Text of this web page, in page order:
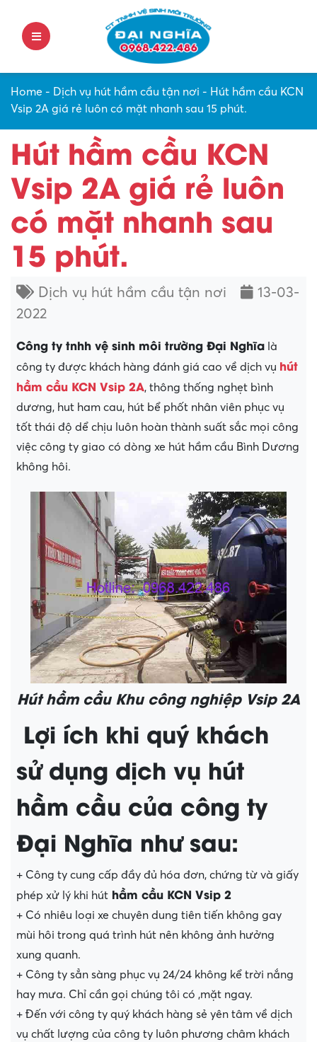
Home - Dịch vụ hút hầm cầu tận nơi - Hút hầm cầu KCN
Vsip 2A giá rẻ luôn có mặt nhanh sau 15 phút.
Hút hầm cầu KCN
Vsip 2A giá rẻ luôn
có mặt nhanh sau
15 phút.
Dịch vụ hút hầm cầu tận nơi
13-03-
2022
Công ty tnhh vệ sinh môi trường Đại Nghĩa là
công ty được khách hàng đánh giá cao về dịch vụ hút
hầm cầu KCN Vsip 2A, thông thống nghẹt bình
dương, hut ham cau, hút bể phốt nhân viên phục vụ
tốt thái độ dể chịu luôn hoàn thành suất sắc mọi công
việc công ty giao có dòng xe hút hầm cầu Bình Dương
không hôi.
Hút hầm cầu Khu công nghiệp Vsip 2A
Lợi ích khi quý khách
sử dụng dịch vụ hút
hầm cầu của công ty
Đại Nghĩa như sau:
+ Công ty cung cấp đầy đủ hóa đơn, chứng từ và giấy
phép xử lý khi hút hầm cầu KCN Vsip 2
+ Có nhiêu loại xe chuyên dung tiên tiến không gay
mùi hôi trong quá trình hút nên không ảnh hưởng
xung quanh.
+ Công ty sẳn sàng phục vụ 24/24 không kể trời nắng
hay mưa. Chỉ cần gọi chúng tôi có ,mặt ngay.
+ Đến với công ty quý khách hàng sẻ yên tâm về dịch
vụ chất lượng của công ty luôn phương châm khách